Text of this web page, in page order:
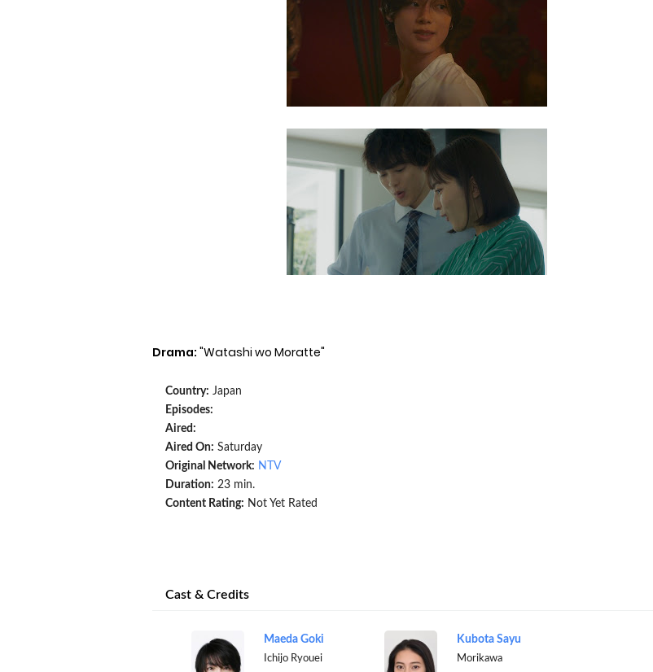
Drama: "Watashi wo Moratte"
Country: Japan
Episodes:
Aired:
Aired On: Saturday
Original Network: NTV
Duration: 23 min.
Content Rating: Not Yet Rated
Cast & Credits
Maeda Goki
Ichijo Ryouei
Kubota Sayu
Morikawa